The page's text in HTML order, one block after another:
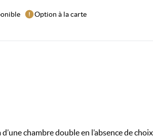
Option à la carte
chambre double en l’absence de choix